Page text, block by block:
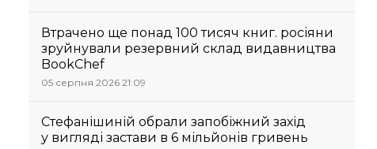
Втрачено ще понад 100 тисяч книг. росіяни
зруйнували резервний склад видавництва
BookChef
05 серпня 2026 21:09
Стефанішиній обрали запобіжний захід
у вигляді застави в 6 мільйонів гривень